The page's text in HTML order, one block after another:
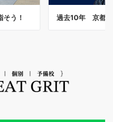
う！ 過去10年 京都大